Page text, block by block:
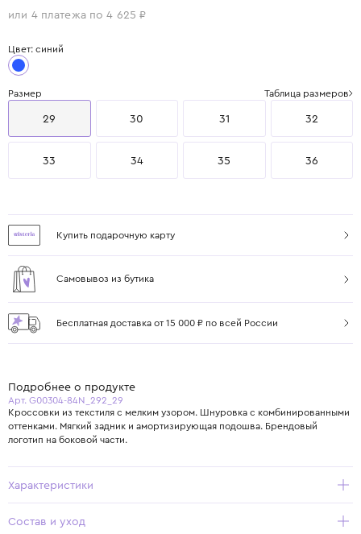
или 4 платежа по 4 625 ₽
Цвет: синий
Размер Таблица размеров
29 30 31 32
33 34 35 36
Купить подарочную карту
Самовывоз из бутика
Бесплатная доставка от 15 000 ₽ по всей России
Подробнее о продукте
Арт. G00304-84N_292_29
Кроссовки из текстиля с мелким узором. Шнуровка с комбинированными
оттенками. Мягкий задник и амортизирующая подошва. Брендовый
логотип на боковой части.
Характеристики
Состав и уход